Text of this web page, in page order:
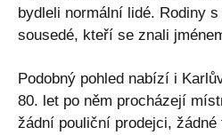
bydleli normální lidé. Rodiny
sousedé, kteří se znali
Podobný pohled nabízí i
80. let po něm procházejí
žádní pouliční prodejci, žádné